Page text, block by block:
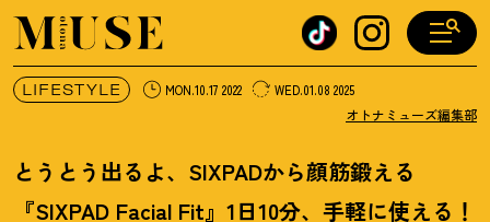
オトナミューズ ウェブ
LIFESTYLE MON.10.17 2022 WED.01.08 2025
オトナミューズ編集部
とうとう出るよ、SIXPADから顔筋鍛える
『SIXPAD Facial Fit』1日10分、手軽に使える ！